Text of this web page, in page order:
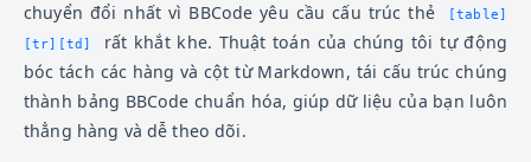
chuyển đổi nhất vì BBCode yêu cầu cấu trúc thẻ
[table]
[tr][td]
rất khắt khe. Thuật toán của chúng tôi tự động
bóc tách các hàng và cột từ Markdown, tái cấu trúc chúng
thành bảng BBCode chuẩn hóa, giúp dữ liệu của bạn luôn
thẳng hàng và dễ theo dõi.